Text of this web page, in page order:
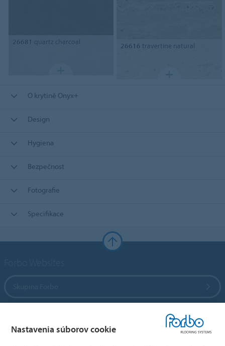
26681 quartz charcoal 26616 travertine natural
O krytině Onyx+
Design
Hygiena
Bezpečnost
Fotografie
Specifikace
Nastavenia súborov cookie